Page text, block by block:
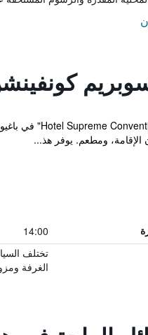
ومطعم. يوفر هذ...
14:00
تختلف
الغرفة